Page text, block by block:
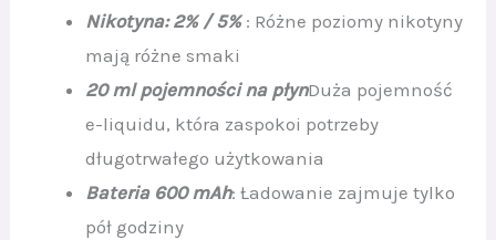
Nikotyna: 2% / 5% : Różne poziomy nikotyny
mają różne smaki
20 ml pojemności na płynDuża pojemność
e-liquidu, która zaspokoi potrzeby
długotrwałego użytkowania
Bateria 600 mAh: Ładowanie zajmuje tylko
pół godziny